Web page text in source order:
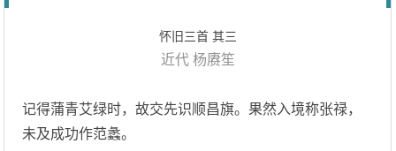
怀旧三首 其三
近代 杨赓笙
记得蒲青艾绿时，故交先识顺昌旗。果然入境称张禄，
未及成功作范蠡。